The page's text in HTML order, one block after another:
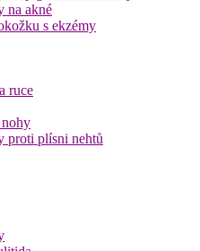
na akné
s ekzémy
ruce
proti plísni nehtů